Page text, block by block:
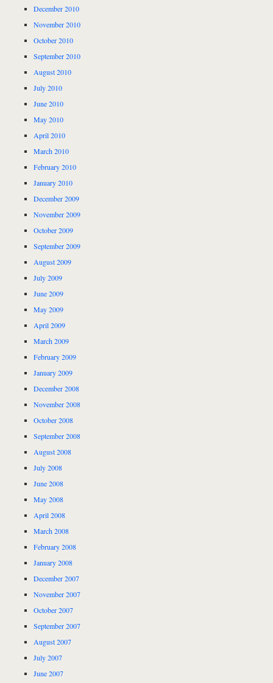
December 2010
November 2010
October 2010
September 2010
August 2010
July 2010
June 2010
May 2010
April 2010
March 2010
February 2010
January 2010
December 2009
November 2009
October 2009
September 2009
August 2009
July 2009
June 2009
May 2009
April 2009
March 2009
February 2009
January 2009
December 2008
November 2008
October 2008
September 2008
August 2008
July 2008
June 2008
May 2008
April 2008
March 2008
February 2008
January 2008
December 2007
November 2007
October 2007
September 2007
August 2007
July 2007
June 2007